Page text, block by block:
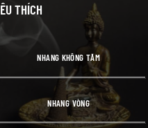
THÍCH
NHANG KHÔNG TĂM
NHANG VÒNG